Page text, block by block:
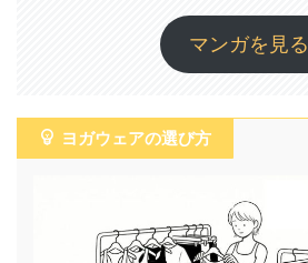
マンガを見る
ヨガウェアの選び方